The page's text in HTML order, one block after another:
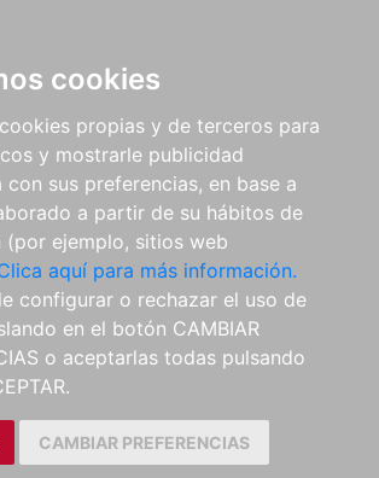
cookies
propias y de terceros para
y mostrarle publicidad
con sus preferencias, en base a
a partir de su hábitos de
(por ejemplo, sitios web
aquí para más información.
configurar o rechazar el uso de
en el botón CAMBIAR
o aceptarlas todas pulsando
CAMBIAR PREFERENCIAS